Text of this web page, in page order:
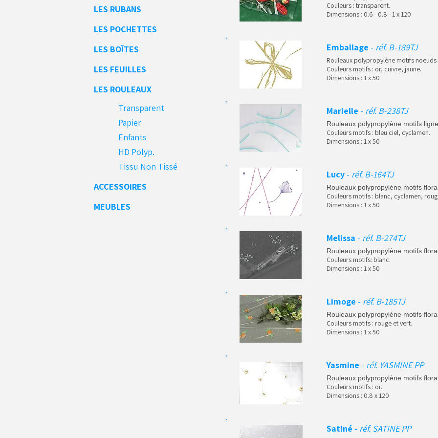
LES RUBANS
LES POCHETTES
LES BOÎTES
LES FEUILLES
LES ROULEAUX
Transparent
Papier
Enfants
HD Polyp.
Tissu Non Tissé
ACCESSOIRES
MEUBLES
Couleurs : transparent.
Dimensions : 0.6 - 0.8 - 1 x 120
Emballage - réf. B-189TJ
Rouleaux polypropylène motifs
Couleurs motifs : or, cuivre, jaune.
Dimensions : 1 x 50
Marielle - réf. B-238TJ
Rouleaux polypropylène motifs
Couleurs motifs : bleu ciel, cyclamen.
Dimensions : 1 x 50
Lucy - réf. B-164TJ
Rouleaux polypropylène motifs
Couleurs motifs : blanc, cyclamen,
Dimensions : 1 x 50
Melissa - réf. B-274TJ
Rouleaux polypropylène motifs
Couleurs motifs: blanc.
Dimensions : 1 x 50
Limoge - réf. B-185TJ
Rouleaux polypropylène motifs
Couleurs motifs : rouge et vert.
Dimensions : 1 x 50
Yasmine - réf. YASMINE PP
Rouleaux polypropylène motifs
Couleurs motifs : or.
Dimensions : 0.8 x 120
Satiné - réf. SATINE PP